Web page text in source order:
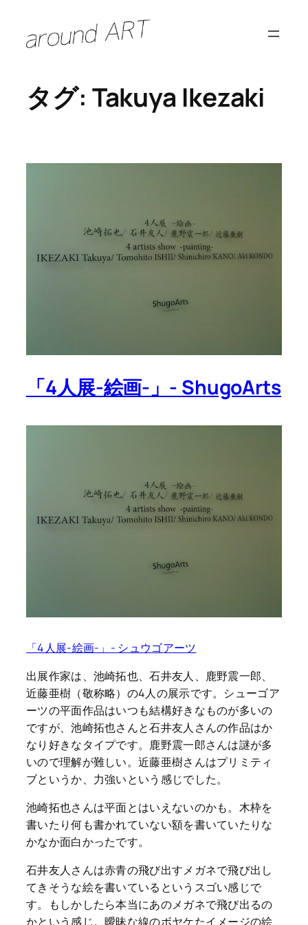
タグ: Takuya Ikezaki
「4人展-絵画-」- ShugoArts
「4人展-絵画-」- シュウゴアーツ
出展作家は、池崎拓也、石井友人、鹿野震一郎、
近藤亜樹（敬称略）の4人の展示です。シューゴア
ーツの平面作品はいつも結構好きなものが多いの
ですが、池崎拓也さんと石井友人さんの作品はか
なり好きなタイプです。鹿野震一郎さんは謎が多
いので理解が難しい。近藤亜樹さんはプリミティ
ブというか、力強いという感じでした。
池崎拓也さんは平面とはいえないのかも。木枠を
書いたり何も書かれていない額を書いていたりな
かなか面白かったです。
石井友人さんは赤青の飛び出すメガネで飛び出し
てきそうな絵を書いているというスゴい感じで
す。もしかしたら本当にあのメガネで飛び出るの
かという感じ。曖昧な線のボヤケたイメージの絵